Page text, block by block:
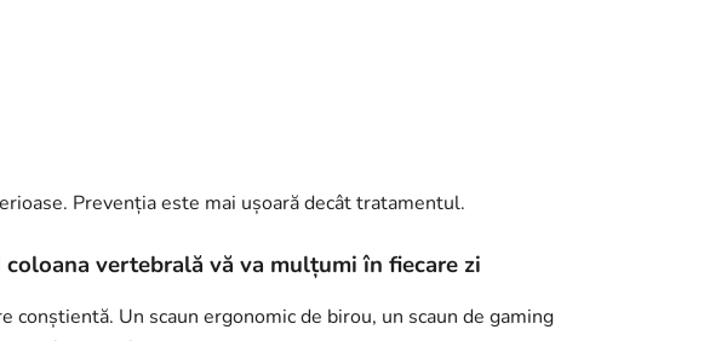
Prevenția este mai ușoară decât tratamentul.
vertebrală vă va mulțumi în fiecare zi
conștientă. Un scaun ergonomic de birou, un scaun de gaming